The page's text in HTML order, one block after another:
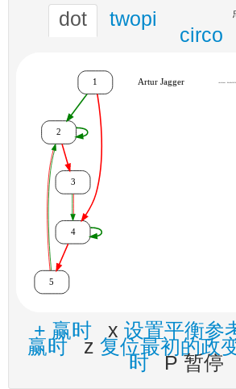
dot twopi
circo
+ 赢时 x 设置平衡参
赢时 z 复位最初的政
时 P 暂停